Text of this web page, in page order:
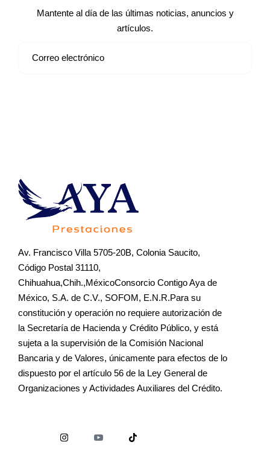
Mantente al día de las últimas noticias, anuncios y
artículos.
Av. Francisco Villa 5705-20B, Colonia Saucito,
Código Postal 31110,
Chihuahua,Chih.,MéxicoConsorcio Contigo Aya de
México, S.A. de C.V., SOFOM, E.N.R.Para su
constitución y operación no requiere autorización de
la Secretaría de Hacienda y Crédito Público, y está
sujeta a la supervisión de la Comisión Nacional
Bancaria y de Valores, únicamente para efectos de lo
dispuesto por el artículo 56 de la Ley General de
Organizaciones y Actividades Auxiliares del Crédito.